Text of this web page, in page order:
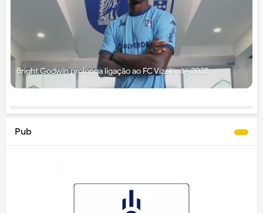
Bright Godwin prolonga ligação ao FC Vizela até 2028
Pub